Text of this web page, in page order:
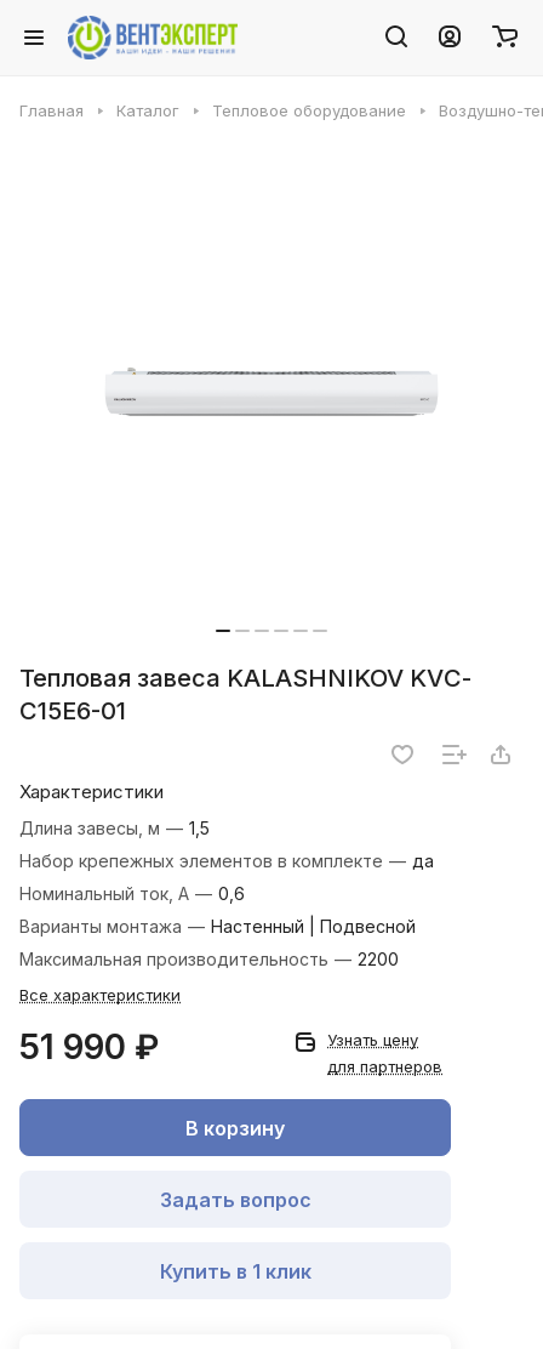
Главная Каталог Тепловое оборудование Воздушно-
Тепловая завеса KALASHNIKOV KVС-
C15E6-01
Характеристики
Длина завесы, м — 1,5
Набор крепежных элементов в комплекте — да
Номинальный ток, А — 0,6
Варианты монтажа — Настенный | Подвесной
Максимальная производительность — 2200
Все характеристики
51 990 ₽
Узнать цену
для партнеров
В корзину
Задать вопрос
Купить в 1 клик